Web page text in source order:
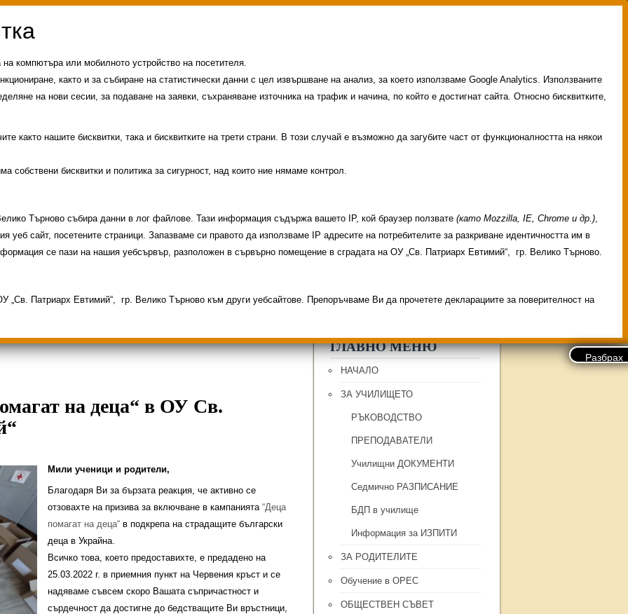
История на училището Контакти
Прием
на деца“ в ОУ Св.
Мили ученици и родители,
Благодаря Ви за бързата реакция, че активно се
отзовахте на призива за включване в кампанията “Деца
помагат на деца“ в подкрепа на страдащите български
деца в Украйна.
Всичко това, което предоставихте, е предадено на
25.03.2022 г. в приемния пункт на Червения кръст и се
надяваме съвсем скоро Вашата съпричастност и
сърдечност да достигне до бедстващите Ви връстници,
ГЛАВНО МЕНЮ
НАЧАЛО
ЗА УЧИЛИЩЕТО
РЪКОВОДСТВО
ПРЕПОДАВАТЕЛИ
Училищни ДОКУМЕНТИ
Седмично РАЗПИСАНИЕ
БДП в училище
Информация за ИЗПИТИ
ЗА РОДИТЕЛИТЕ
Обучение в ОРЕС
ОБЩЕСТВЕН СЪВЕТ
компютъра или мобилното устройство на посетителя.
както и за събиране на статистически данни с цел извършване на анализ, за което използваме Google Analytics. Използваните
на нови сесии, за подаване на заявки, съхраняване източника на трафик и начина, по който е достигнат сайта. Относно бисквитките,
както нашите бисквитки, така и бисквитките на трети страни. В този случай е възможно да загубите част от функционалността на някои
бисквитки и политика за сигурност, над които ние нямаме контрол.
Търново събира данни в лог файлове. Тази информация съдържа вашето IP, кой браузер ползвате (като Mozzilla, IE, Chrome и др.),
уеб сайт, посетените страници. Запазваме си правото да използваме IP адресите на потребителите за разкриване идентичността им в
се пази на нашия уебсървър, разположен в сървърно помещение в сградата на ОУ „Св. Патриарх Евтимий“, гр. Велико Търново.
„Св. Патриарх Евтимий“, гр. Велико Търново към други уебсайтове. Препоръчваме Ви да прочетете декларациите за поверителност на